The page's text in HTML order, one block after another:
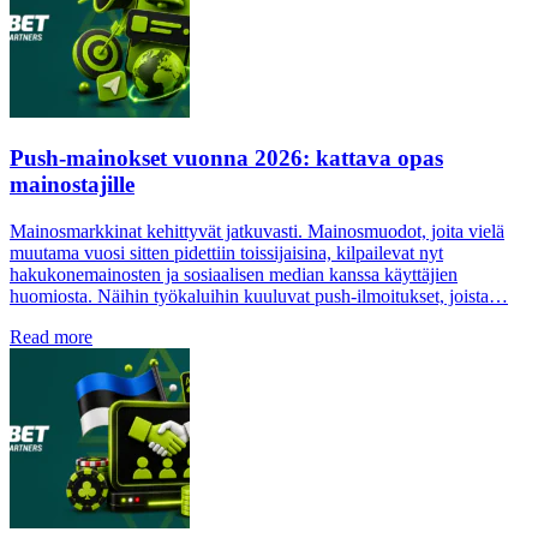
Push-mainokset vuonna 2026: kattava opas
mainostajille
Mainosmarkkinat kehittyvät jatkuvasti. Mainosmuodot, joita vielä
muutama vuosi sitten pidettiin toissijaisina, kilpailevat nyt
hakukonemainosten ja sosiaalisen median kanssa käyttäjien
huomiosta. Näihin työkaluihin kuuluvat push-ilmoitukset, joista…
Read more